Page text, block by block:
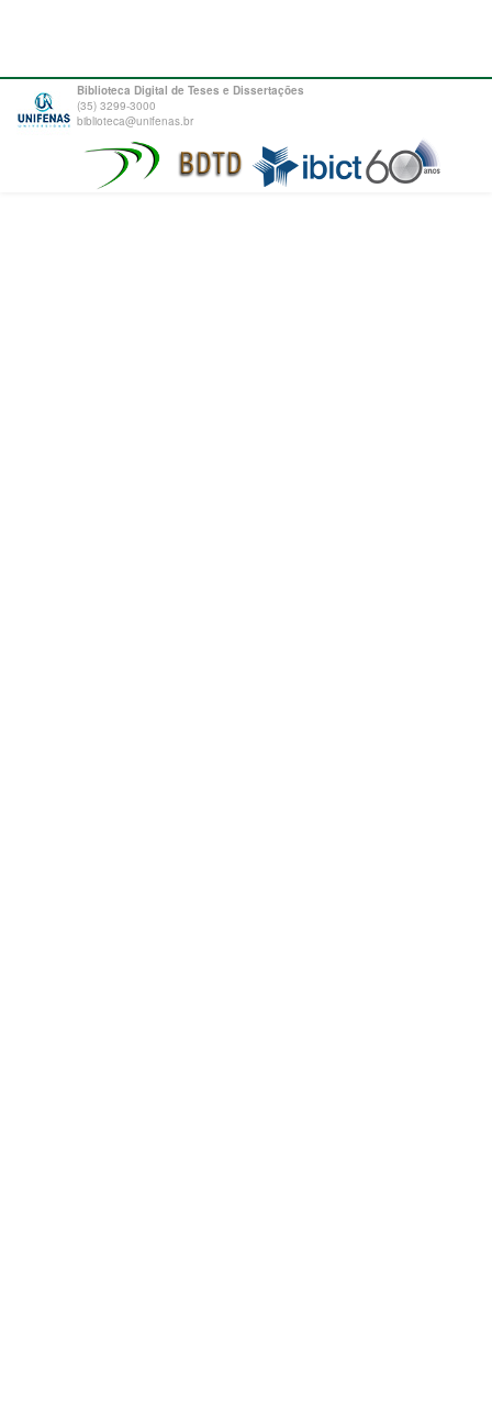
Biblioteca Digital de Teses e Dissertações
(35) 3299-3000
biblioteca@unifenas.br